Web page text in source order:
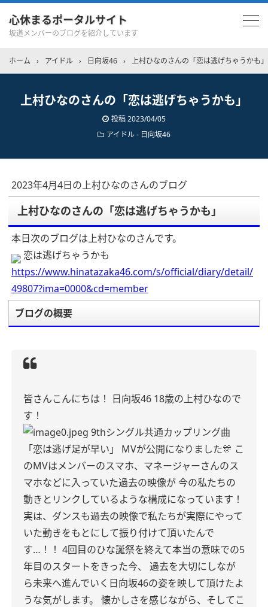
心休まるポータルサイト
坂道メンバーのブログを紹介しています
ホーム › アイドル › 日向坂46 › 上村ひなのさんの「恋は逃げちゃうかも」
上村ひなのさんの「恋は逃げちゃうかも」
投稿2023/04/05
アイドル - 日向坂46
2023年4月4日の上村ひなのさんのブログ
上村ひなのさんの「恋は逃げちゃうかも」
本日次のブログは上村ひなのさんです。
恋は逃げちゃうかも
https://www.hinatazaka46.com/s/official/diary/detail/
49807?ima=0000&cd=member
ブログの概要
皆さんこんにちは！ 日向坂46 18歳の上村ひなので
す！
9thシングル共通カップリング曲
「恋は逃げ足が早い」
MVが公開になりました🎊 こ
のMVはメンバーのスマホ、マネージャーさんのス
マホなどに入っていた過去の映像が今の私たちの
動きとリンクしているような構成になっています！
実は、ダンスも過去の映像で私たちが実際にやって
いた動きをもとにして振り付けて頂いたんで
す…！！ 4回目のひな誕祭を終えて本当の意味での5
年目のスタートをきった今、
過去を大切にしなが
ら未来へ進んでいく日向坂46の姿を映して頂けたよ
うな気がします。
懐かしさを感じながら、そしてこ